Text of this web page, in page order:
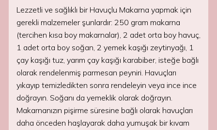
Lezzetli ve sağlıklı bir Havuçlu Makarna yapmak için
gerekli malzemeler şunlardır: 250 gram makarna
(tercihen kısa boy makarnalar), 2 adet orta boy havuç,
1 adet orta boy soğan, 2 yemek kaşığı zeytinyağı, 1
çay kaşığı tuz, yarım çay kaşığı karabiber, isteğe bağlı
olarak rendelenmiş parmesan peyniri. Havuçları
yıkayıp temizledikten sonra rendeleyin veya ince ince
doğrayın. Soğanı da yemeklik olarak doğrayın.
Makarnanızın pişirme süresine bağlı olarak havuçları
daha önceden haşlayarak daha yumuşak bir kıvam